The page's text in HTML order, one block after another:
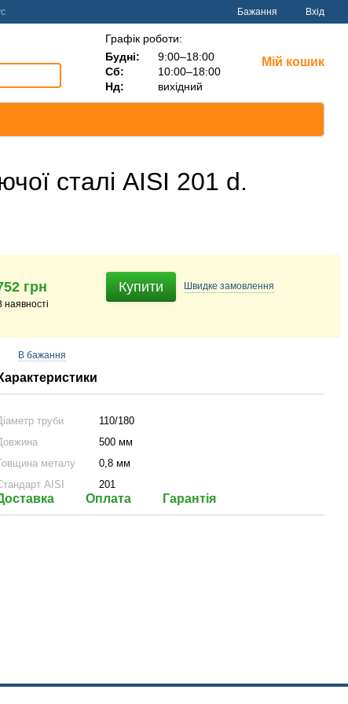
Бажання Вхід
Графік роботи:
Будні:
9:00–18:00
Сб:
10:00–18:00
Нд:
вихідний
Мій кошик
сталі AISI 201 d.
грн
наявності
Купити Швидке замовлення
В бажання
труби
110/180
500 мм
металу
0,8 мм
AISI
201
Оплата Гарантія